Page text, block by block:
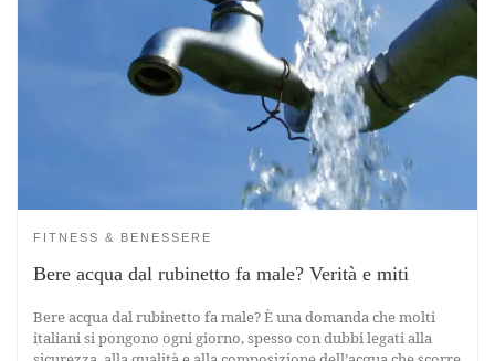
FITNESS & BENESSERE
Bere acqua dal rubinetto fa male? Verità e miti
Bere acqua dal rubinetto fa male? È una domanda che molti
italiani si pongono ogni giorno, spesso con dubbi legati alla